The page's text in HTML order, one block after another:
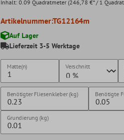
Inhalt: 0.09 Quadratmeter (246,78 €* / 1
Artikelnummer:TG12164m
Auf Lager
Lieferzeit 3-5 Werktage
Matte(n) Verschnitt
Benötigter Fliesenkleber (kg) Benötigte
Grundierung (kg)